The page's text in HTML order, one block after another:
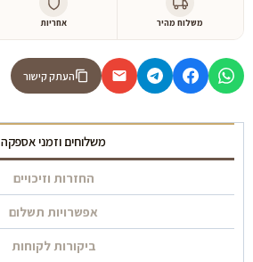
משלוח מהיר אחריות
העתק קישור
משלוחים וזמני אספקה
החזרות וזיכויים
אפשרויות תשלום
ביקורות לקוחות